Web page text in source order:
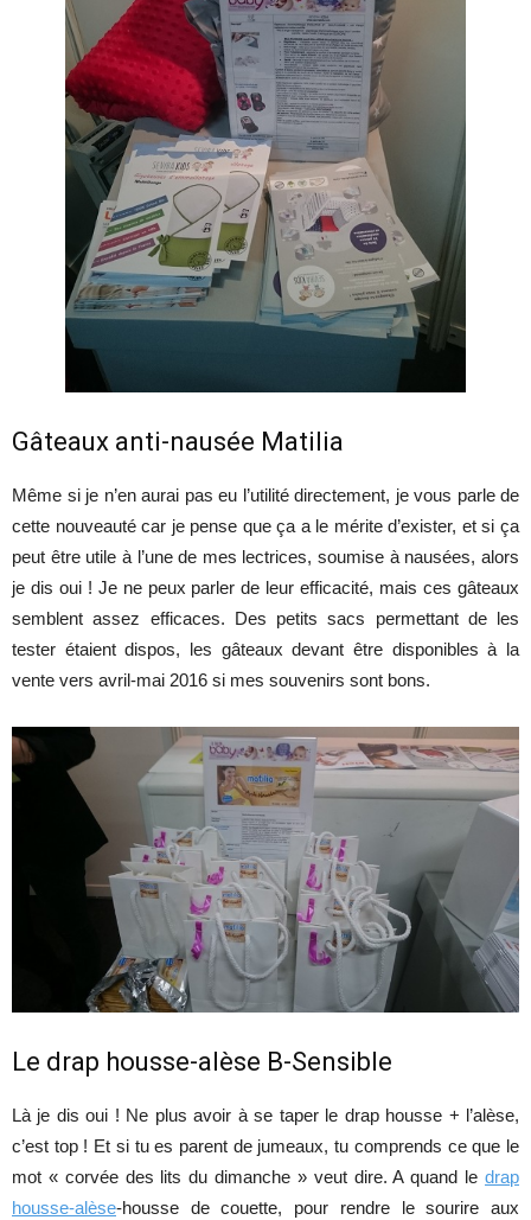
Gâteaux anti-nausée Matilia
Même si je n’en aurai pas eu l’utilité directement, je vous parle de
cette nouveauté car je pense que ça a le mérite d’exister, et si ça
peut être utile à l’une de mes lectrices, soumise à nausées, alors
je dis oui ! Je ne peux parler de leur efficacité, mais ces gâteaux
semblent assez efficaces. Des petits sacs permettant de les
tester étaient dispos, les gâteaux devant être disponibles à la
vente vers avril-mai 2016 si mes souvenirs sont bons.
Le drap housse-alèse B-Sensible
Là je dis oui ! Ne plus avoir à se taper le drap housse + l’alèse,
c’est top ! Et si tu es parent de jumeaux, tu comprends ce que le
mot « corvée des lits du dimanche » veut dire. A quand le drap
housse-alèse-housse de couette, pour rendre le sourire aux